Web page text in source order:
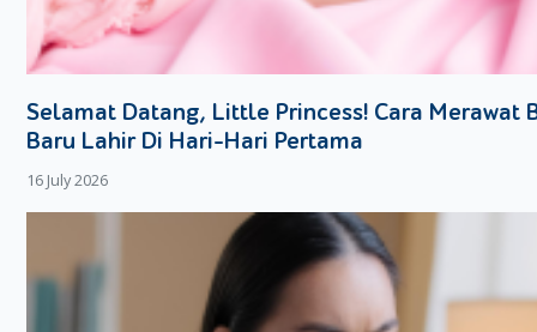
membangun rutinitas tidur yang nyaman, seperti mematikan
pengantar tidur. Jika Si Kecil rewel di malam hari, cobalah
atau ayunan lembut.
Jaga Kebersihan Kulit Si Kecil
popok yang nyaman dan menjaga kelembaban kulit Si Kecil
perawatan bayi yang lembut dan aman untuk kulitnya.
Untuk mendukung kenyamanan dan kesehatan Si Kecil, Moms
Protection yang dirancang khusus untuk menjaga kulit bayi
Popok ini memiliki teknologi khusus yang melindungi kulit bayi
Selamat Datang, Little Princess! Cara Merawat
Baru Lahir Di Hari-Hari Pertama
16 July 2026